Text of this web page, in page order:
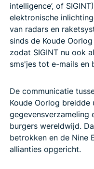
intelligence’, of
elektronische
van radars en
sinds de Koude
zodat SIGINT nu ook
sms'jes tot e-mails en
De communicatie
Koude Oorlog breidde
gegevensverzameling
burgers wereldwijd.
betrokken en de Nine
allianties opgericht.